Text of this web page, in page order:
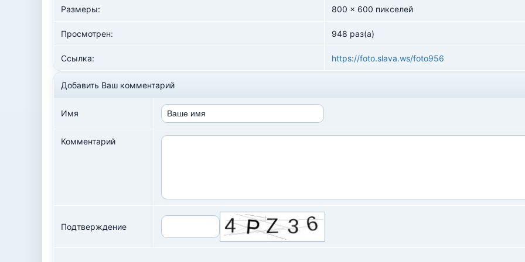
Размеры: 800 x 600 пикселей
Просмотрен: 948 раз(а)
Ссылка: https://foto.slava.ws/foto956
Добавить Ваш комментарий
Имя
Комментарий
Подтверждение